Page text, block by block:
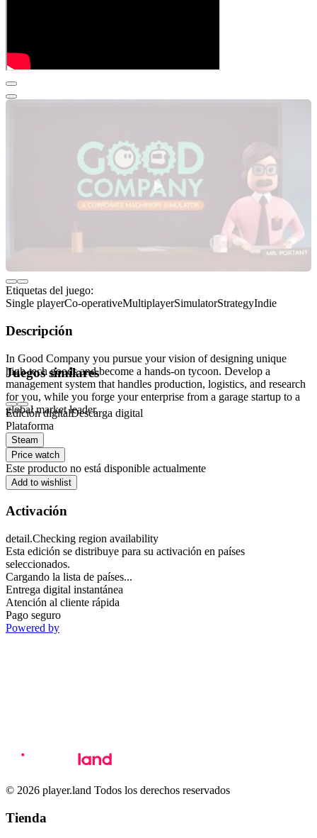
Etiquetas del juego:
Single playerCo-operativeMultiplayerSimulatorStrategyIndie
Descripción
In Good Company you pursue your vision of designing unique
high-tech goods and become a hands-on tycoon. Develop a
management system that handles production, logistics, and research
for you, while you forge your enterprise from a garage startup to a
global market leader.
Juegos similares
Edición digitalDescarga digital
Plataforma
Steam
Price watch
Este producto no está disponible actualmente
Add to wishlist
Activación
detail.Checking region availability
Esta edición se distribuye para su activación en países
seleccionados.
Cargando la lista de países...
Entrega digital instantánea
Atención al cliente rápida
Pago seguro
Powered by
© 2026 player.land Todos los derechos reservados
Tienda